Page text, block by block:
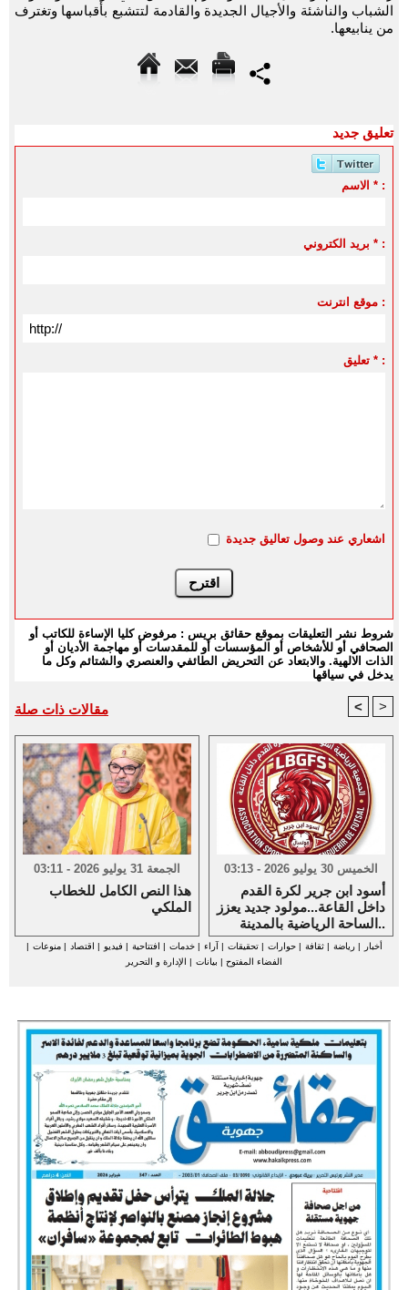
الشباب والناشئة والأجيال الجديدة والقادمة لتتشبع بأقباسها وتغترف
من ينابيعها.
تعليق جديد
الاسم * :
بريد الكتروني * :
موقع انترنت :
تعليق * :
اشعاري عند وصول تعاليق جديدة
شروط نشر التعليقات بموقع حقائق بريس : مرفوض كليا الإساءة للكاتب أو
الصحافي أو للأشخاص أو المؤسسات أو للمقدسات أو مهاجمة الأديان أو
الذات الالهية. والابتعاد عن التحريض الطائفي والعنصري والشتائم وكل ما
يدخل في سياقها
مقالات ذات صلة < >
الجمعة 31 يوليو 2026 - 03:11
هذا النص الكامل للخطاب
الملكي
الخميس 30 يوليو 2026 - 03:13
أسود ابن جرير لكرة القدم
داخل القاعة...مولود جديد يعزز
الساحة الرياضية بالمدينة..
أخبار |رياضة |ثقافة |حوارات |تحقيقات | آراء |خدمات | افتتاحية | فيديو | اقتصاد |منوعات |
الفضاء المفتوح | بيانات | الإدارة و التحرير